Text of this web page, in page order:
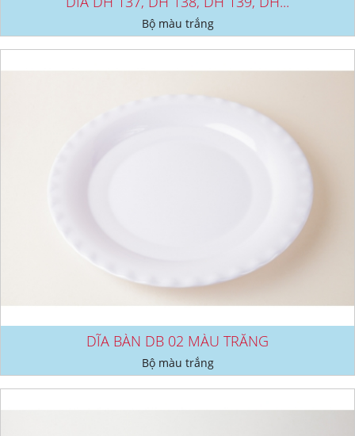
Bộ màu trắng
DĨA BÀN DB 02 MÀU TRẮNG
Bộ màu trắng